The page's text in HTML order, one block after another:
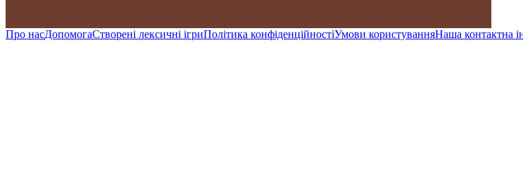
Про насДопомогаСтворені лексичні ігриПолітика конфіденційностіУмови користуванняНаша контактна